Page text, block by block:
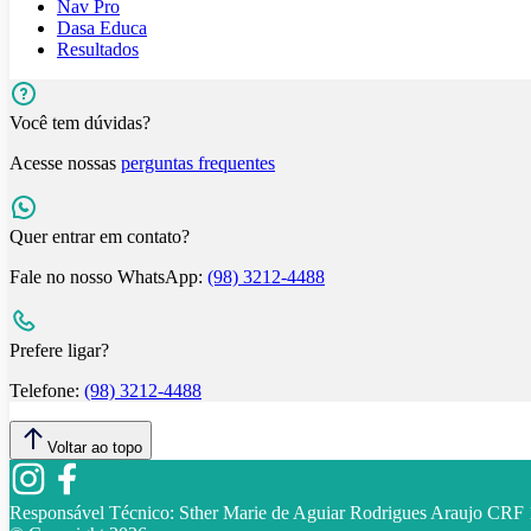
Nav Pro
Dasa Educa
Resultados
Você tem dúvidas?
Acesse nossas perguntas frequentes
Quer entrar em contato?
Fale no nosso WhatsApp: (98) 3212-4488
Prefere ligar?
Telefone: (98) 3212-4488
Voltar ao topo
Responsável Técnico: Sther Marie de Aguiar Rodrigues Araujo CRF